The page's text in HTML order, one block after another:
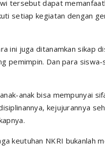
tersebut dapat
setiap kegiatan dengan
ini juga ditanamkan sikap
pemimpin. Dan para
anak bisa mempunyai
kejujurannya
keutuhan NKRI bukanlah